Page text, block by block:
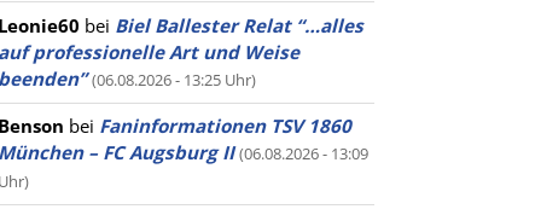
bei Biel Ballester Relat “…alles
professionelle Art und Weise
(06.08.2026 - 13:25 Uhr)
bei Faninformationen TSV 1860
– FC Augsburg II (06.08.2026 - 13:09